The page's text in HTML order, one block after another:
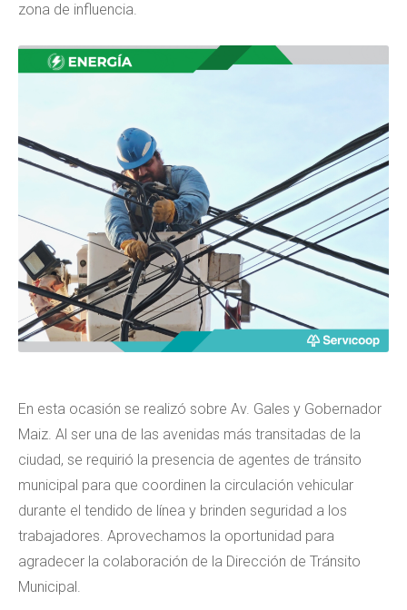
zona de influencia.
En esta ocasión se realizó sobre Av. Gales y Gobernador
Maiz. Al ser una de las avenidas más transitadas de la
ciudad, se requirió la presencia de agentes de tránsito
municipal para que coordinen la circulación vehicular
durante el tendido de línea y brinden seguridad a los
trabajadores. Aprovechamos la oportunidad para
agradecer la colaboración de la Dirección de Tránsito
Municipal.